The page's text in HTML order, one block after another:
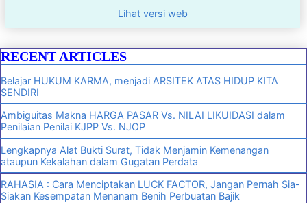
Lihat versi web
RECENT ARTICLES
Belajar HUKUM KARMA, menjadi ARSITEK ATAS HIDUP KITA
SENDIRI
Ambiguitas Makna HARGA PASAR Vs. NILAI LIKUIDASI dalam
Penilaian Penilai KJPP Vs. NJOP
Lengkapnya Alat Bukti Surat, Tidak Menjamin Kemenangan
ataupun Kekalahan dalam Gugatan Perdata
RAHASIA : Cara Menciptakan LUCK FACTOR, Jangan Pernah Sia-
Siakan Kesempatan Menanam Benih Perbuatan Bajik